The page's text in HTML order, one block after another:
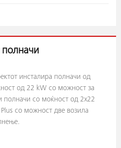
полначи
инсталира полначи од
од 22 kW со можност за
полначи со моќност од 2x22
со можност две возила